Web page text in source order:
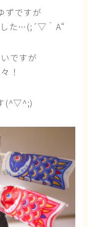
食事）
読み方）
リア、災害対
ずですが
した…(;´▽｀A“
ですが
！
(^▽^;)